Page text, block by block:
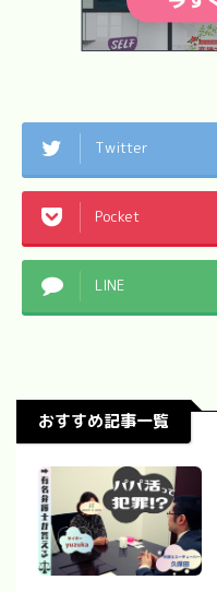
Twitter
Pocket
LINE
おすすめ記事一覧